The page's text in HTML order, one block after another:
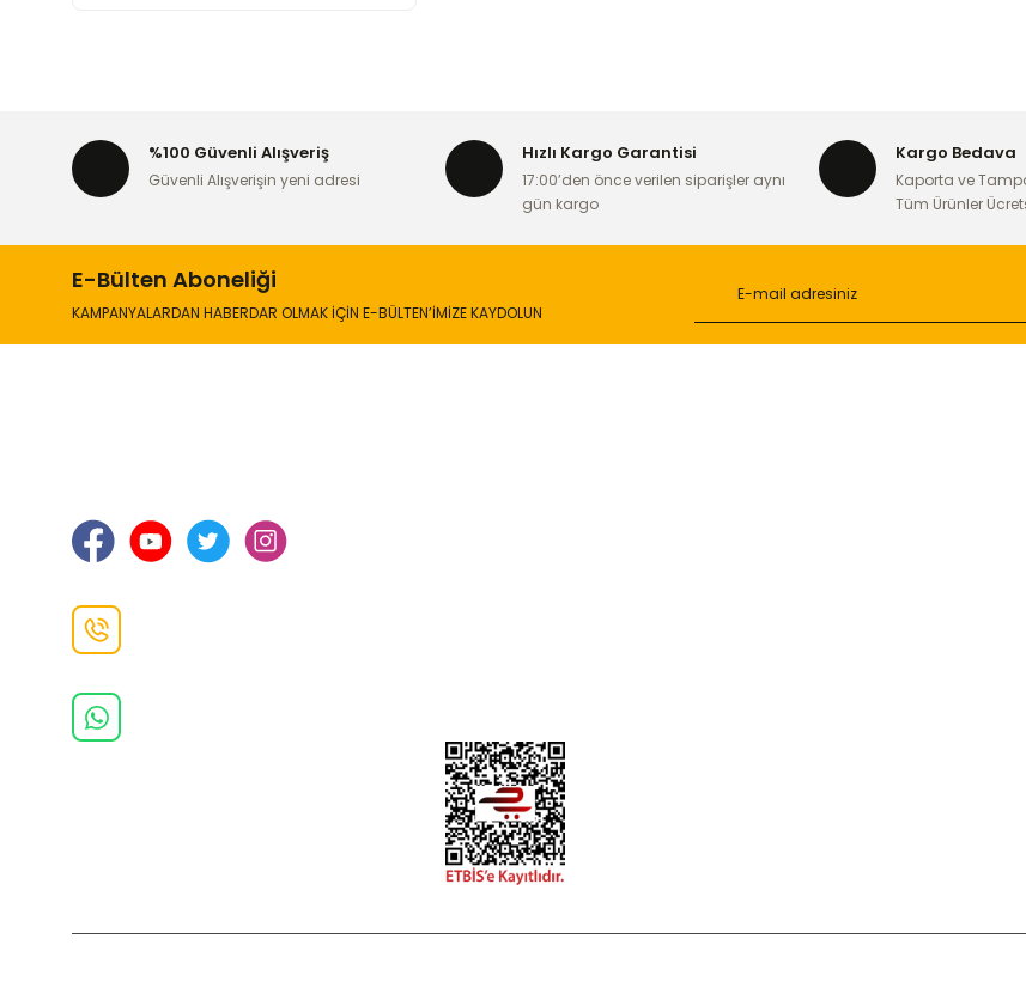
%100 Güvenli Alışveriş
Güvenli Alışverişin yeni adresi
Hızlı Kargo Garantisi
17:00’den önce verilen siparişler aynı
gün kargo
Kargo Bedava
Kaporta ve
Tüm Ürünler
E-Bülten Aboneliği
KAMPANYALARDAN HABERDAR OLMAK İÇİN E-BÜLTEN’İMİZE KAYDOLUN